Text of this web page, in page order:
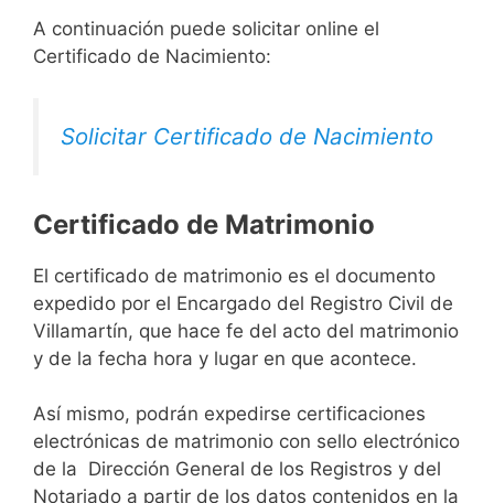
A continuación puede solicitar online el
Certificado de Nacimiento:
Solicitar Certificado de Nacimiento
Certificado de Matrimonio
El certificado de matrimonio es el documento
expedido por el Encargado del Registro Civil de
Villamartín, que hace fe del acto del matrimonio
y de la fecha hora y lugar en que acontece.
Así mismo, podrán expedirse certificaciones
electrónicas de matrimonio con sello electrónico
de la Dirección General de los Registros y del
Notariado a partir de los datos contenidos en la